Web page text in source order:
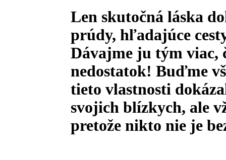
Len skutočná láska
prúdy, hľadajúce
Dávajme ju tým viac,
nedostatok! Buďme
tieto vlastnosti
svojich blízkych, ale
pretože nikto nie je